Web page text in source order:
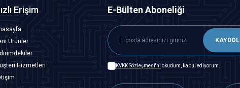
Erişim
Ürünler
Hizmetleri
E-Bülten Aboneliği
KAYDOL
KVKK Sözleşmesi'ni okudum, kabul ediyorum.